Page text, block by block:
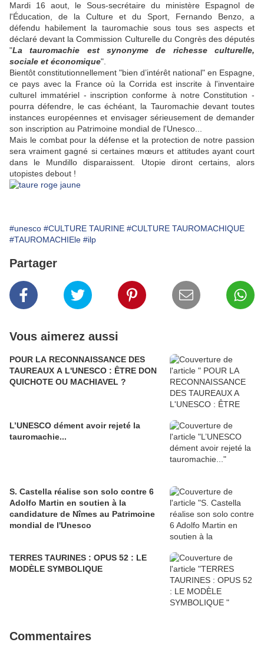
Mardi 16 aout, le Sous-secrétaire du ministère Espagnol de
l'Éducation, de la Culture et du Sport, Fernando Benzo, a
défendu habilement la tauromachie sous tous ses aspects et
déclaré devant la Commission Culturelle du Congrès des députés
"La tauromachie est synonyme de richesse culturelle,
sociale et économique".
Bientôt constitutionnellement "bien d’intérêt national" en Espagne,
ce pays avec la France où la Corrida est inscrite à l'inventaire
culturel immatériel - inscription conforme à notre Constitution -
pourra défendre, le cas échéant, la Tauromachie devant toutes
instances européennes et envisager sérieusement de demander
son inscription au Patrimoine mondial de l'Unesco...
Mais le combat pour la défense et la protection de notre passion
sera vraiment gagné si certaines mœurs et attitudes ayant court
dans le Mundillo disparaissent. Utopie diront certains, alors
utopistes debout !
#unesco #CULTURE TAURINE #CULTURE TAUROMACHIQUE
#TAUROMACHIEle #ilp
Partager
Vous aimerez aussi
POUR LA RECONNAISSANCE DES
TAUREAUX A L'UNESCO : ÊTRE DON
QUICHOTE OU MACHIAVEL ?
L’UNESCO dément avoir rejeté la
tauromachie...
S. Castella réalise son solo contre 6
Adolfo Martin en soutien à la
candidature de Nîmes au Patrimoine
mondial de l'Unesco
TERRES TAURINES : OPUS 52 : LE
MODÈLE SYMBOLIQUE
Commentaires